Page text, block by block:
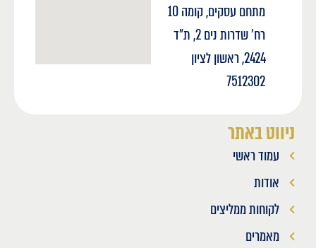
ניווט באתר
עמוד ראשי
אודות
לקוחות ממליצים
מאמרים
מתחם עסקים, קומה 10
רח' שדרות נים 2, ת"ד
2424, ראשון לציון
7512302